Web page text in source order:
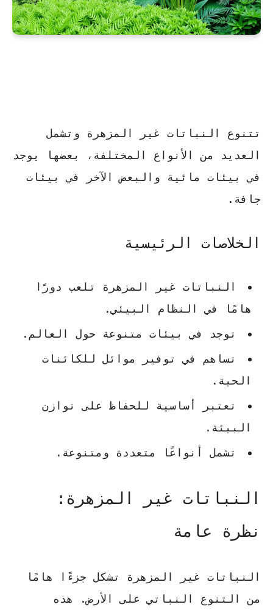
تتنوع النباتات غير المزهرة وتشمل
العديد من الأنواع المختلفة، بعضها يوجد
في بيئات مائية والبعض الآخر في بيئات
جافة.
الخلاصات الرئيسية
النباتات غير المزهرة تلعب دورًا
هامًا في النظام البيئي.
توجد في بيئات متنوعة حول العالم.
تساهم في توفير موائل للكائنات
الحية.
تعتبر أساسية للحفاظ على توازن
البيئة.
تشمل أنواعًا متعددة ومتنوعة.
النباتات غير المزهرة:
نظرة عامة
النباتات غير المزهرة تشكل جزءًا هامًا
من التنوع النباتي على الأرض. هذه